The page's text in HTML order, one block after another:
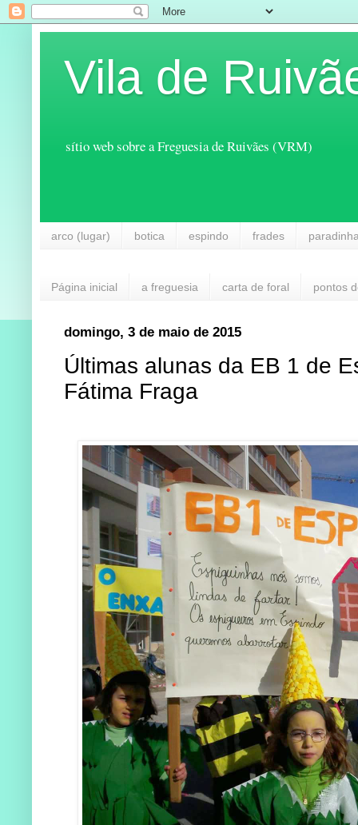
Vila de
sítio web sobre a Freguesia de Ruivães (VRM)
arco (lugar) botica espindo frades
Página inicial a freguesia carta de foral pontos
domingo, 3 de maio de 2015
Últimas alunas da EB 1 de
Fátima Fraga